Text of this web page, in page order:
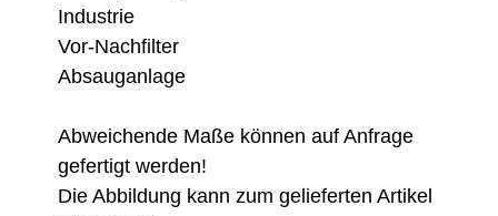
Industrie
Vor-Nachfilter
Absauganlage
Abweichende Maße können auf Anfrage
gefertigt werden!
Die Abbildung kann zum gelieferten Artikel